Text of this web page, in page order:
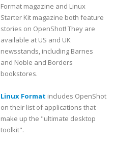
Format magazine and Linux
Starter Kit magazine both feature
stories on OpenShot! They are
available at US and UK
newsstands, including Barnes
and Noble and Borders
bookstores.
Linux Format includes OpenShot
on their list of applications that
make up the "ultimate desktop
toolkit".